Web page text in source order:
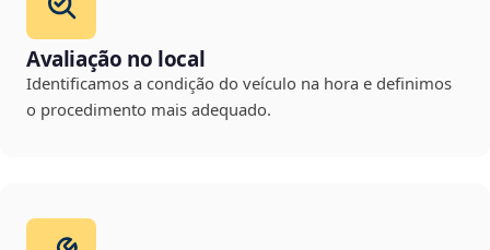
Avaliação no local
Identificamos a condição do veículo na hora e definimos
o procedimento mais adequado.